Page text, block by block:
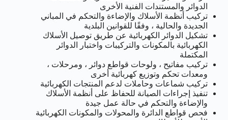
الدوائر والمستندات الفنية الأخرى
تركيب أنظمة الأسلاك والإضاءة والتحكم في المباني
الجديدة والحالية ، وفقًا للقوانين البلدية
تشكيل الدوائر الكهربائية عن طريق توصيل الأسلاك
الكهربائية بالمكونات والتركيبات واختبار الدوائر
المكتملة
تركيب مفاتيح ، ولوحات قواطع دوائر ، ومرحلات ،
ومعدات تحكم وتوزيع كهربائية أخرى
تركيب شماعات وحاملات لدعم المنتجات الكهربائية
تنفيذ إجراءات الصيانة للحفاظ على أنظمة الأسلاك
والإضاءة والتحكم في حالة عمل جيدة
فحص قواطع الدائرة والمحولات والمكونات الكهربائية